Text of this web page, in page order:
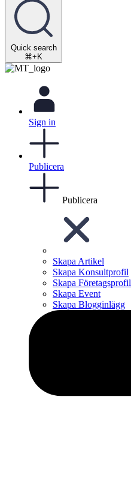
Quick search
⌘+K
Sign in
Publicera
Publicera
Skapa Artikel
Skapa Konsultprofil
Skapa Företagsprofil
Skapa Event
Skapa Blogginlägg